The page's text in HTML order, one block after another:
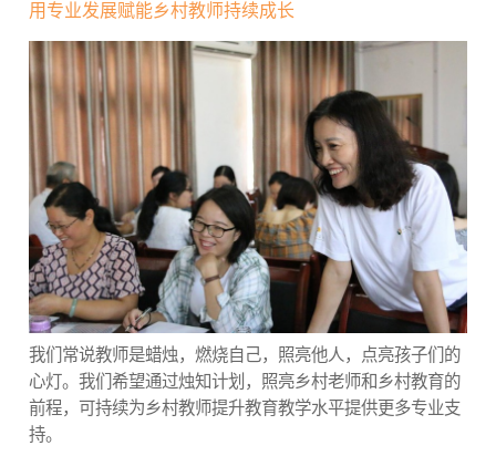
用专业发展赋能乡村教师持续成长
我们常说教师是蜡烛，燃烧自己，照亮他人，点亮孩子们的
心灯。我们希望通过烛知计划，照亮乡村老师和乡村教育的
前程，可持续为乡村教师提升教育教学水平提供更多专业支
持。